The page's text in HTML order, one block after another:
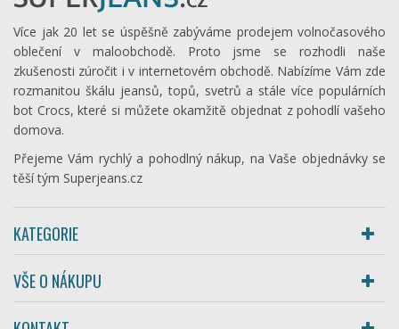
Více jak 20 let se úspěšně zabýváme prodejem volnočasového
oblečení v maloobchodě. Proto jsme se rozhodli naše
zkušenosti zúročit i v internetovém obchodě. Nabízíme Vám zde
rozmanitou škálu jeansů, topů, svetrů a stále více populárních
bot Crocs, které si můžete okamžitě objednat z pohodlí vašeho
domova.
Přejeme Vám rychlý a pohodlný nákup, na Vaše objednávky se
těší tým Superjeans.cz
KATEGORIE
VŠE O NÁKUPU